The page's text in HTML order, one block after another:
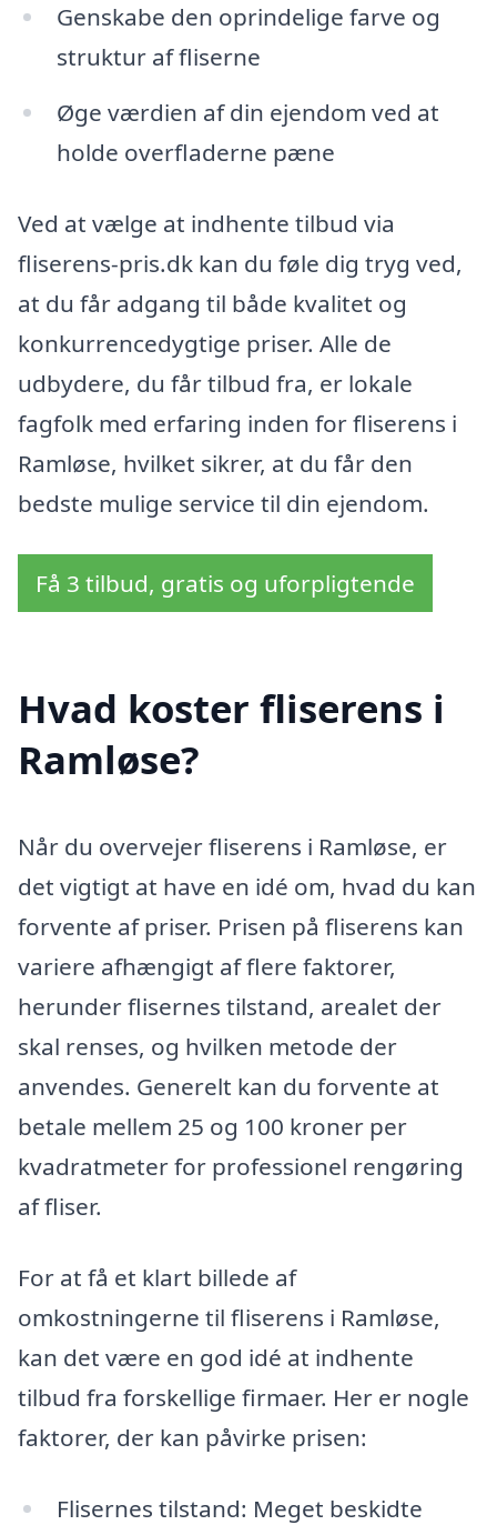
Genskabe den oprindelige farve og
struktur af fliserne
Øge værdien af din ejendom ved at
holde overfladerne pæne
Ved at vælge at indhente tilbud via
fliserens-pris.dk kan du føle dig tryg ved,
at du får adgang til både kvalitet og
konkurrencedygtige priser. Alle de
udbydere, du får tilbud fra, er lokale
fagfolk med erfaring inden for fliserens i
Ramløse, hvilket sikrer, at du får den
bedste mulige service til din ejendom.
Få 3 tilbud, gratis og uforpligtende
Hvad koster fliserens i
Ramløse?
Når du overvejer fliserens i Ramløse, er
det vigtigt at have en idé om, hvad du kan
forvente af priser. Prisen på fliserens kan
variere afhængigt af flere faktorer,
herunder flisernes tilstand, arealet der
skal renses, og hvilken metode der
anvendes. Generelt kan du forvente at
betale mellem 25 og 100 kroner per
kvadratmeter for professionel rengøring
af fliser.
For at få et klart billede af
omkostningerne til fliserens i Ramløse,
kan det være en god idé at indhente
tilbud fra forskellige firmaer. Her er nogle
faktorer, der kan påvirke prisen:
Flisernes tilstand: Meget beskidte